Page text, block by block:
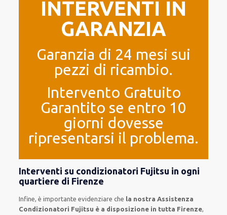
INTERVENTI IN
GARANZIA
Garanzia di 24 mesi sui
pezzi di ricambio.
Intervento Gratuito
Garantito se entro 10
giorni dovesse
ripresentarsi il problema.
Interventi su condizionatori Fujitsu in ogni
quartiere di Firenze
Infine, è importante evidenziare che la nostra Assistenza
Condizionatori Fujitsu è a disposizione in tutta Firenze,